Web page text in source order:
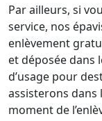
Par ailleurs, si
service, nos
enlèvement
et déposée dans
d’usage pour
assisterons dans
moment de